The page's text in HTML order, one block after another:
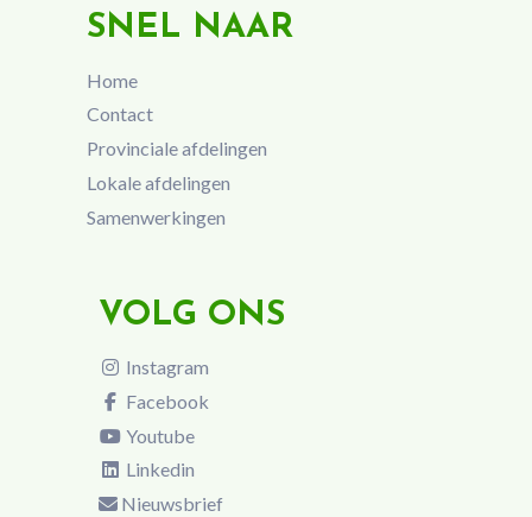
SNEL NAAR
Home
Contact
Provinciale afdelingen
Lokale afdelingen
Samenwerkingen
VOLG ONS
Instagram
Facebook
Youtube
Linkedin
Nieuwsbrief